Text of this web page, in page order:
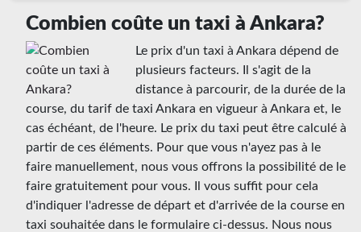
Combien coûte un taxi à Ankara?
Le prix d'un taxi à Ankara dépend de
plusieurs facteurs. Il s'agit de la
distance à parcourir, de la durée de la
course, du tarif de taxi Ankara en vigueur à Ankara et, le
cas échéant, de l'heure. Le prix du taxi peut être calculé à
partir de ces éléments. Pour que vous n'ayez pas à le
faire manuellement, nous vous offrons la possibilité de le
faire gratuitement pour vous. Il vous suffit pour cela
d'indiquer l'adresse de départ et d'arrivée de la course en
taxi souhaitée dans le formulaire ci-dessus. Nous nous